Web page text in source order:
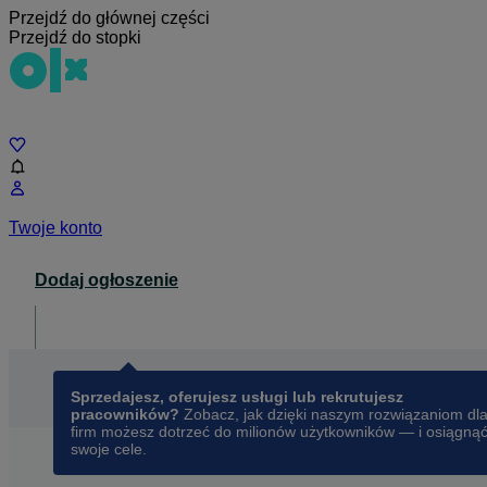
Przejdź do głównej części
Przejdź do stopki
Twoje konto
Dodaj ogłoszenie
Sprzedajesz, oferujesz usługi lub rekrutujesz
pracowników? Zobacz, jak dzięki naszym rozwiązaniom dla
firm możesz dotrzeć do milionów użytkowników — i osiągnąć
swoje cele.